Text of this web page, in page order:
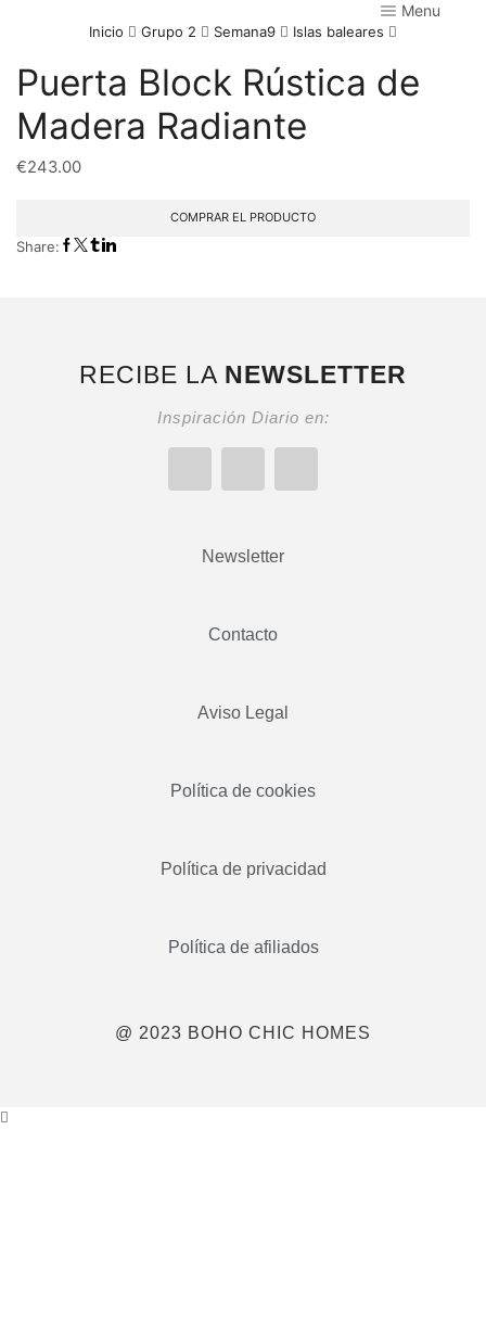
Menu
Inicio Grupo 2 Semana9 Islas baleares
Puerta Block Rústica de
Madera Radiante
€243.00
COMPRAR EL PRODUCTO
Share:
RECIBE LA NEWSLETTER
Inspiración Diario en:
Newsletter
Contacto
Aviso Legal
Política de cookies
Política de privacidad
Política de afiliados
@ 2023 BOHO CHIC HOMES